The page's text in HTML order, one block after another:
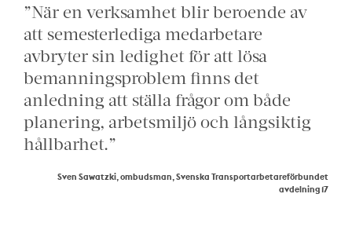
”När en verksamhet blir beroende av
att semesterlediga medarbetare
avbryter sin ledighet för att lösa
bemanningsproblem finns det
anledning att ställa frågor om både
planering, arbetsmiljö och långsiktig
hållbarhet.”
Sven Sawatzki, ombudsman, Svenska Transportarbetareförbundet
avdelning 17